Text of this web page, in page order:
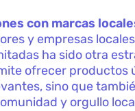
con marcas
y empresas
ha sido otra
ofrecer productos
sino que
y orgullo